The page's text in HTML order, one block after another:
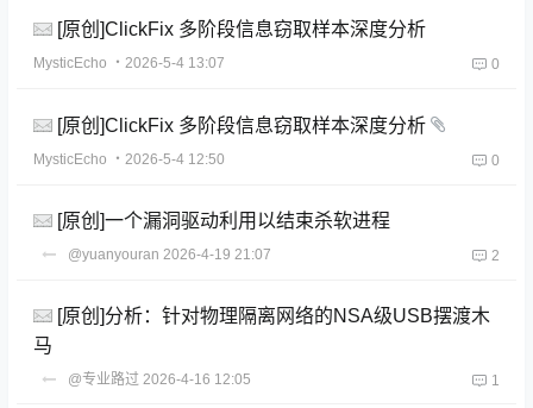
[原创]ClickFix 多阶段信息窃取样本深度分析
MysticEcho ・2026-5-4 13:07 0
[原创]ClickFix 多阶段信息窃取样本深度分析
MysticEcho ・2026-5-4 12:50 0
[原创]一个漏洞驱动利用以结束杀软进程
@yuanyouran 2026-4-19 21:07 2
[原创]分析：针对物理隔离网络的NSA级USB摆渡木
马
@专业路过 2026-4-16 12:05 1